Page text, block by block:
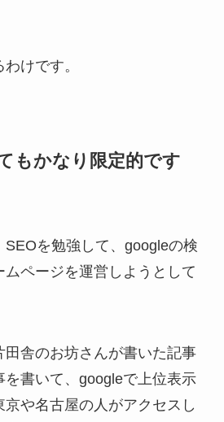
けです。
もかなり限定的です
を勉強して、googleの検
ページを運営しようとして
田舎のお坊さんが書いた記事
を書いて、googleで上位表示
や名古屋の人がアクセスし